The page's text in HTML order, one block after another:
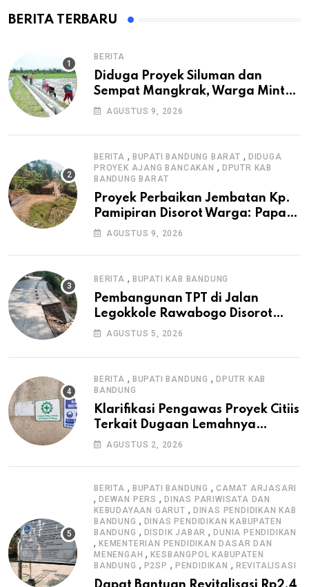
BERITA TERBARU
BERITA
Diduga Proyek Siluman dan
Sempat Mangkrak, Warga Minta
APH Usut Tuntas Pembangunan
AGUSTUS 9, 2026
BERITA , BUPATI BANDUNG BARAT , DIDUGA
PROYEK AJANG BANCAKAN , DPUTR KAB
BANDUNG BARAT
Proyek Perbaikan Jembatan Kp.
Pamipiran Disorot Warga: Papan
Informasi Tak Cantumkan PPK,
AGUSTUS 9, 2026
BERITA , BUPATI KAB BANDUNG
Pembangunan TPT di Jalan
Legokkole Rawabogo Disorot
Warga, Selesai Tanpa Papan
AGUSTUS 5, 2026
BERITA , BUPATI BANDUNG ,DPUTR KAB
BANDUNG
Klarifikasi Pengawas Proyek Citiis
Terkait Dugaan Lemahnya
Pengawasan K3
AGUSTUS 2, 2026
BERITA , BUPATI BANDUNG ,CAMAT ARJASARI
, DEWAN PERS , DINAS PARIWISATA DAN
KEBUDAYAAN GARUT , DINAS PENDIDIKAN KAB
BANDUNG , DINAS PENDIDIKAN KABUPATEN
BANDUNG , DISDIK JABAR ,DUNIA PENDIDIKAN
, KEMENTERIAN PENDIDIKAN DASAR DAN
MENENGAH ,KESBANGPOL KABUPATEN
BANDUNG , P2SP , PENDIDIKAN , REVITALISASI